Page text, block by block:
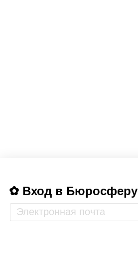
Вход в Бюросферу